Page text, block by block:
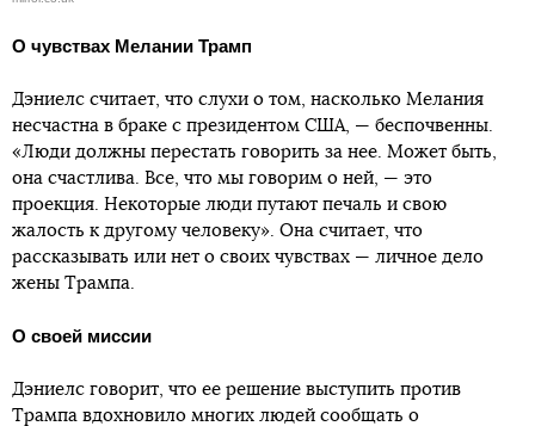
О чувствах Мелании Трамп
Дэниелс считает, что слухи о том, насколько Мелания
несчастна в браке с президентом США, — беспочвенны.
«Люди должны перестать говорить за нее. Может быть,
она счастлива. Все, что мы говорим о ней, — это
проекция. Некоторые люди путают печаль и свою
жалость к другому человеку». Она считает, что
рассказывать или нет о своих чувствах — личное дело
жены Трампа.
О своей миссии
Дэниелс говорит, что ее решение выступить против
Трампа вдохновило многих людей сообщать о